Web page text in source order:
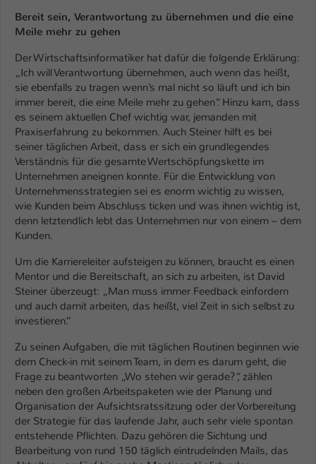
Bereit sein, Verantwortung zu übernehmen und die eine
Meile mehr zu gehen
Der Wirtschaftsinformatiker hat dafür die folgende Erklärung:
„Ich will Verantwortung übernehmen, auch wenn das heißt,
sie ebenfalls zu tragen wenn’s mal nicht so läuft und ich bin
immer bereit, die eine Meile mehr zu gehen“. Hinzu kam, dass
es seinem aktuellen Chef wichtig war, jemanden mit
Praxiserfahrung zu bekommen. Auch Steiner hilft es bei
seiner täglichen Arbeit, dass er sich ein grundlegendes
Verständnis für die gesamte Wertschöpfungskette im
Unternehmen aneignen konnte. Für die Entwicklung von
Unternehmensstrategien sei es enorm wichtig zu wissen,
wie Kunden beim Abschluss ticken und was ihnen wichtig ist,
denn letztendlich lebt das Unternehmen nur von einem – dem
Kunden.
Um die Karriereleiter aufsteigen zu können, braucht es einen
Mentor und die Bereitschaft, an sich zu arbeiten, ist David
Steiner überzeugt: „Man muss immer Feedback einfordern
und auch damit arbeiten, das heißt, viel Zeit in sich selbst zu
investieren.“
Zu seinen Aufgaben, die mit täglichen Routinen beginnen wie
dem Check-in mit seinem Team, in dem es darum geht, die
Frage zu beantworten „Wo stehen wir gerade?“, zählen
neben den großen Arbeitspaketen wie der Planung und
Organisation der Aufsichtsratssitzung oder der Vorbereitung
der Strategie für das laufende Jahr, auch sehr viele spontan
entstehende Pflichten. Dazu gehören die Sichtung und
Bearbeitung von rund 150 täglich eintrudelnden Mails, das
Zweck
generierte ID, für die historische
Speicherung Ihrer vorgenommen
Betreiber dies eingestellt hat.
Name fe_typo_user / PHPSESSID
Anbieter TYPO3
Laufzeit 1 Woche
Dieses Cookie ist ein Standard-Session-
Cookie von TYPO3. Es speichert im Fall
wiedererkannt werden und es wird ihm
Zugang zu geschützten Bereichen
gewährt.
Name be_typo_user
Anbieter TYPO3
Laufzeit 1 Tag
Zweck
Dieser Cookie teilt der Webseite mit, ob
ein Besucher im Typo3-Backend